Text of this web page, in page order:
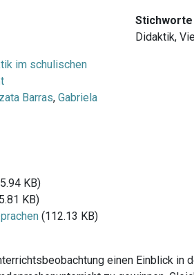
Stichworte
Didaktik,
im schulischen
Barras,Gabriela
KB)
KB)
(112.13 KB)
einen Einblick in